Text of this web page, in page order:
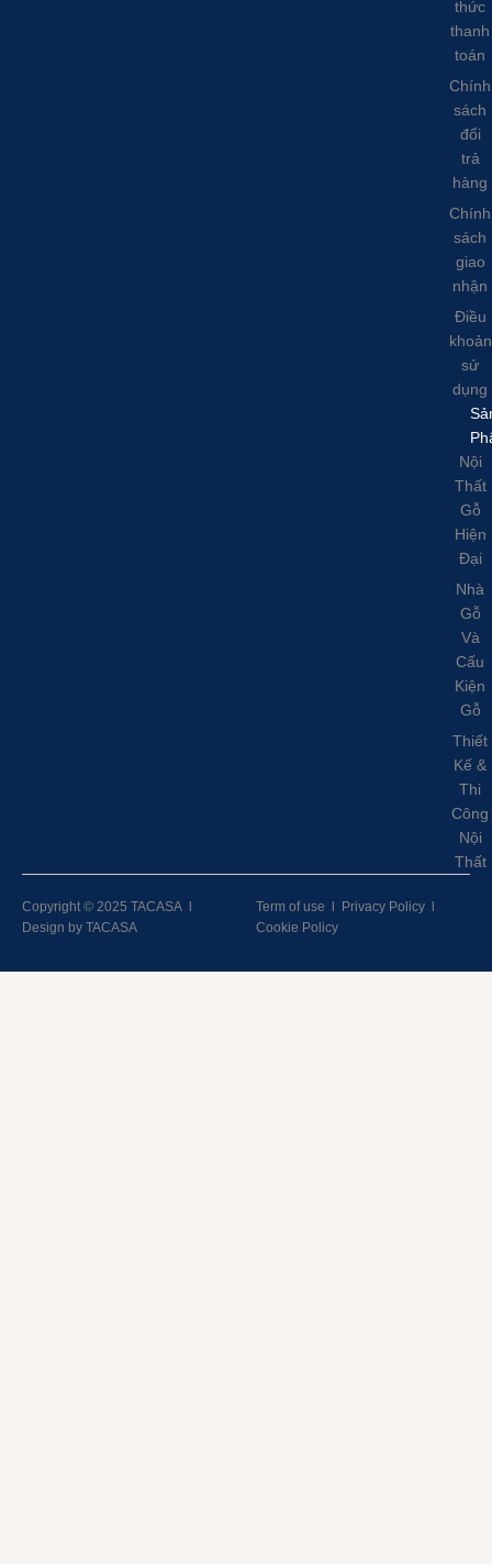
thức
thanh
toán
Chính
sách
đổi
trả
hàng
Chính
sách
giao
nhận
Điều
khoản
sử
dụng
Nội
Thất
Gỗ
Hiện
Đại
Nhà
Gỗ
Và
Cấu
Kiện
Gỗ
Thiết
Kế &
Thi
Công
Nội
Thất
Copyright © 2025 TACASA l
Design by TACASA
Term of use l Privacy Policy l
Cookie Policy